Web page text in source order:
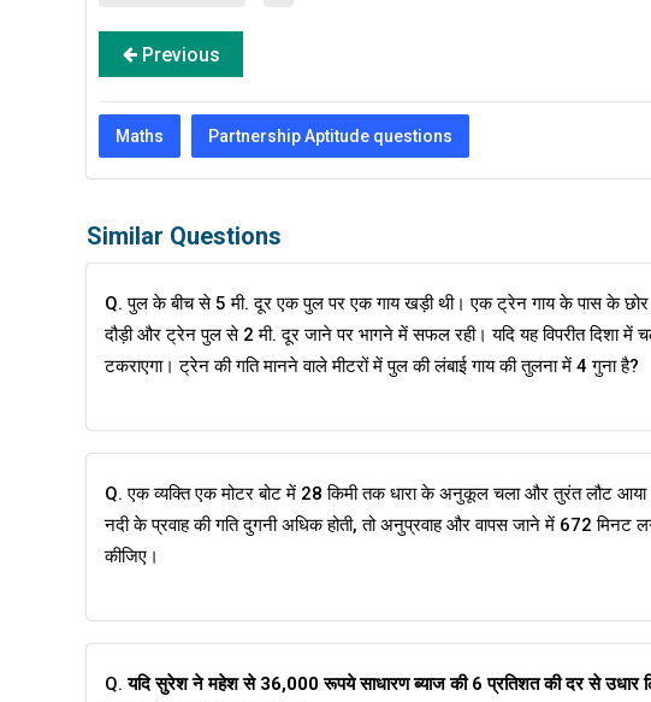
Previous
Maths Partnership Aptitude questions
Similar Questions
Q. पुल के बीच से 5 मी. दूर एक पुल पर एक गाय खड़ी थी। एक ट्रेन गाय के पास के
दौड़ी और ट्रेन पुल से 2 मी. दूर जाने पर भागने में सफल रही। यदि यह विपरीत दिशा
टकराएगा। ट्रेन की गति मानने वाले मीटरों में पुल की लंबाई गाय की तुलना में 4 गुना है?
Q. एक व्यक्ति एक मोटर बोट में 28 किमी तक धारा के अनुकूल चला और तुरंत लौट
नदी के प्रवाह की गति दुगनी अधिक होती, तो अनुप्रवाह और वापस जाने में 672 मिनट
कीजिए।
Q.यदि सुरेश ने महेश से 36,000 रूपये साधारण ब्याज की 6 प्रतिशत की दर से उधार